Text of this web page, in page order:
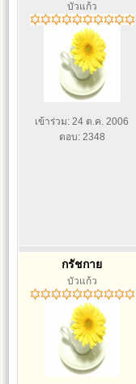
บัวแก้ว
เข้าร่วม: 24 ต.ค. 2006
ตอบ: 2348
กรัชกาย
บัวแก้ว